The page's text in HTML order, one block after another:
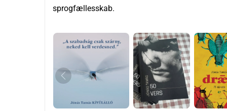
sprogfællesskab.